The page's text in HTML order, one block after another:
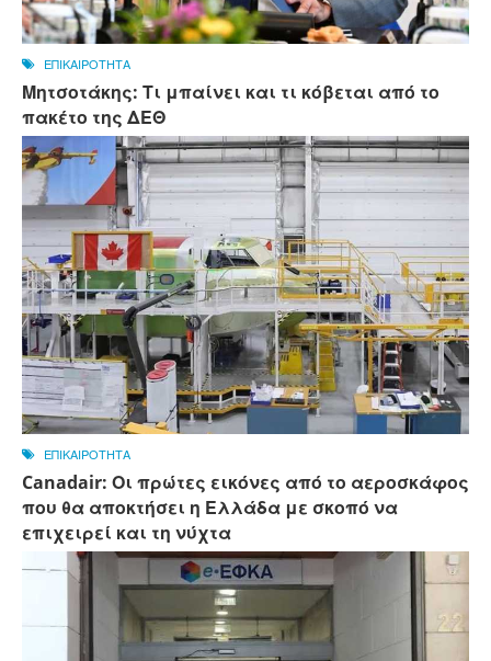
ΕΠΙΚΑΙΡΟΤΗΤΑ
Μητσοτάκης: Τι μπαίνει και τι κόβεται από το
πακέτο της ΔΕΘ
ΕΠΙΚΑΙΡΟΤΗΤΑ
Canadair: Οι πρώτες εικόνες από το αεροσκάφος
που θα αποκτήσει η Ελλάδα με σκοπό να
επιχειρεί και τη νύχτα